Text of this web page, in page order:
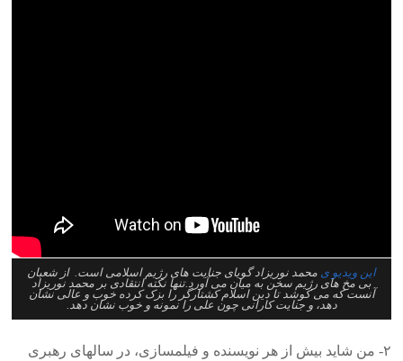
این ویدیو ی محمد نوریزاد گویای جنایت های رژیم اسلامی است. از شعبان
بی مخ های رژیم سخن به میان می آورد.تنها نکته انتقادی بر محمد نوریزاد
آنست که می کوشد تا دین اسلام کشتارگر را بزک کرده خوب و عالی نشان
دهد، و جنایت کارانی چون علی را نمونه و خوب نشان دهد.
۲- من شاید بیش از هر نویسنده و فیلمسازی، در سالهای رهبری